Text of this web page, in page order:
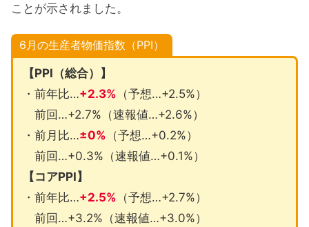
ことが示されました。
6月の生産者物価指数（PPI）
【PPI（総合）】
・前年比…+2.3% （予想…+2.5%）
前回…+2.7%（速報値…+2.6%）
・前月比…±0% （予想…+0.2%）
前回…+0.3%（速報値…+0.1%）
【コアPPI】
・前年比…+2.5% （予想…+2.7%）
前回…+3.2%（速報値…+3.0%）